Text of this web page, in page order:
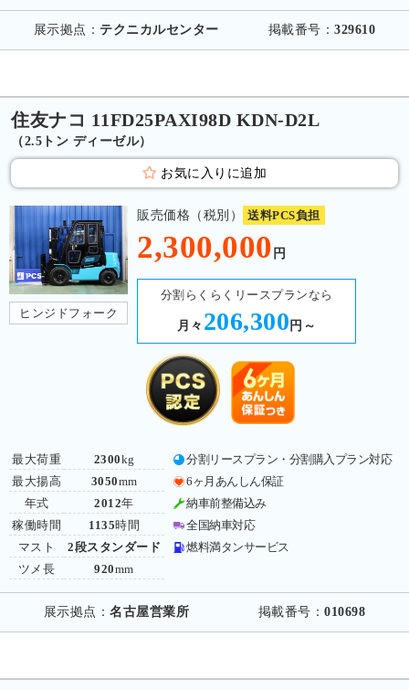
展示拠点： テクニカルセンター 掲載番号：329610
住友ナコ 11FD25PAXI98D KDN-D2L
（2.5トン ディーゼル）
お気に入りに追加
ヒンジドフォーク
販売価格（税別） 送料PCS負担
2,300,000 円
分割らくらくリースプランなら
月々 206,300 円～
最大荷重
最大揚高
年式
稼働時間
マスト
ツメ長
2300kg
3050mm
2012年
1135時間
2段スタンダード
920mm
分割リースプラン・分割購入プラン対応
6ヶ月あんしん保証
納車前整備込み
全国納車対応
燃料満タンサービス
展示拠点：名古屋営業所 掲載番号：010698